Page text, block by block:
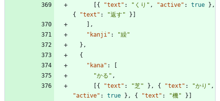
{ "text" : "くり" , "active" : true } ,
{
"text" : "返す" }
,
"kanji" :
"繰"
} ,
{
"kana" :
"かる" ,
{ "text" : "芝" } , { "text" : "かり" ,
"active" : true } , { "text" : "機" }